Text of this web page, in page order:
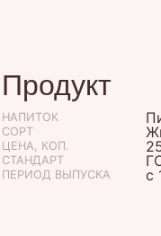
Продукт
НАПИТОК
СОРТ
ЦЕНА, КОП.
СТАНДАРТ
ПЕРИОД ВЫПУСКА с